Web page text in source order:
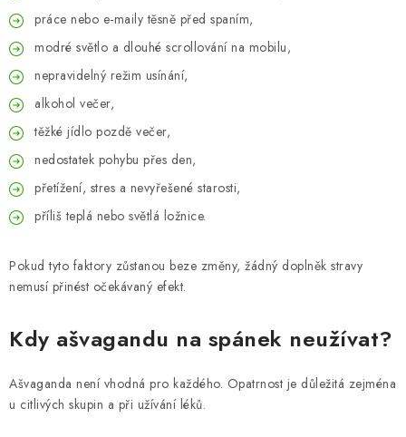
práce nebo e-maily těsně před spaním,
modré světlo a dlouhé scrollování na mobilu,
nepravidelný režim usínání,
alkohol večer,
těžké jídlo pozdě večer,
nedostatek pohybu přes den,
přetížení, stres a nevyřešené starosti,
příliš teplá nebo světlá ložnice.
Pokud tyto faktory zůstanou beze změny, žádný doplněk stravy
nemusí přinést očekávaný efekt.
Kdy ašvagandu na spánek neužívat?
Ašvaganda není vhodná pro každého. Opatrnost je důležitá zejména
u citlivých skupin a při užívání léků.